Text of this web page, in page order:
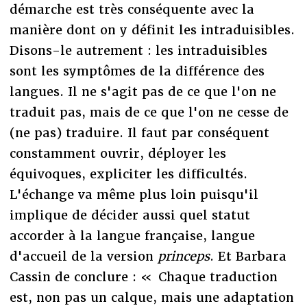
démarche est très conséquente avec la
manière dont on y définit les intraduisibles.
Disons-le autrement : les intraduisibles
sont les symptômes de la différence des
langues. Il ne s'agit pas de ce que l'on ne
traduit pas, mais de ce que l'on ne cesse de
(ne pas) traduire. Il faut par conséquent
constamment ouvrir, déployer les
équivoques, expliciter les difficultés.
L'échange va même plus loin puisqu'il
implique de décider aussi quel statut
accorder à la langue française, langue
d'accueil de la version princeps. Et Barbara
Cassin de conclure : « Chaque traduction
est, non pas un calque, mais une adaptation